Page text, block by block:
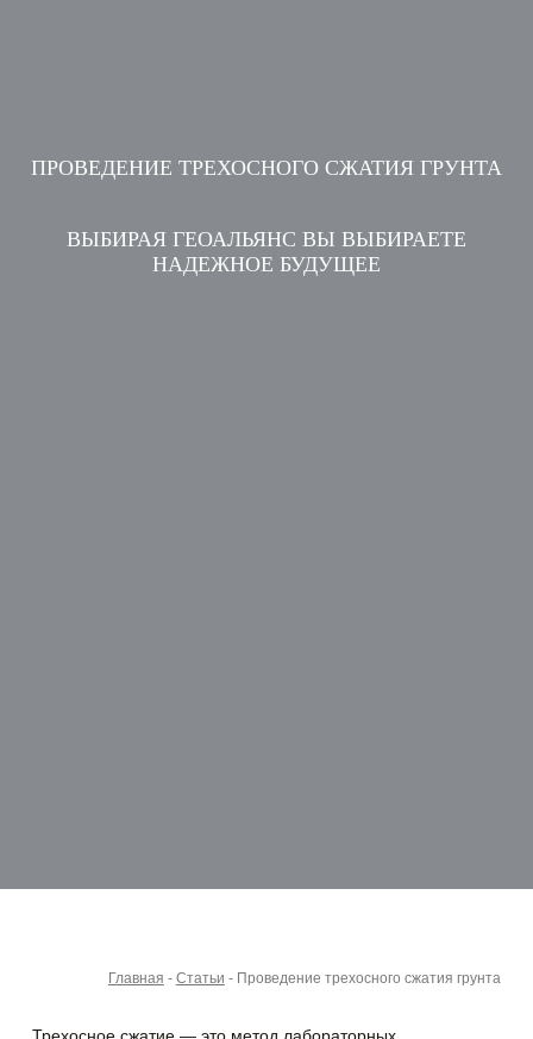
ПРОВЕДЕНИЕ ТРЕХОСНОГО СЖАТИЯ ГРУНТА
ВЫБИРАЯ ГЕОАЛЬЯНС ВЫ ВЫБИРАЕТЕ
НАДЕЖНОЕ БУДУЩЕЕ
Главная - Статьи - Проведение трехосного сжатия грунта
Трехосное сжатие — это метод лабораторных